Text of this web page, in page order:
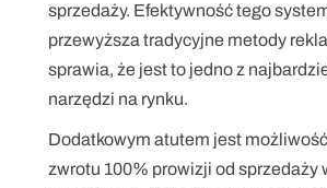
sprzedaży. Efektywność tego
przewyższa tradycyjne metody
sprawia, że jest to jedno z
narzędzi na rynku.
Dodatkowym atutem jest
zwrotu 100% prowizji od sprzedaży